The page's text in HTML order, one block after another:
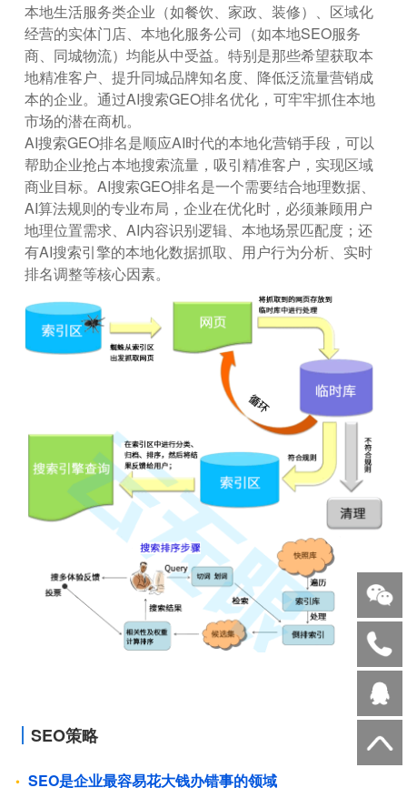
本地生活服务类企业（如餐饮、家政、装修）、区域化
经营的实体门店、本地化服务公司（如本地SEO服务
商、同城物流）均能从中受益。特别是那些希望获取本
地精准客户、提升同城品牌知名度、降低泛流量营销成
本的企业。通过AI搜索GEO排名优化，可牢牢抓住本地
市场的潜在商机。
AI搜索GEO排名是顺应AI时代的本地化营销手段，可以
帮助企业抢占本地搜索流量，吸引精准客户，实现区域
商业目标。AI搜索GEO排名是一个需要结合地理数据、
AI算法规则的专业布局，企业在优化时，必须兼顾用户
地理位置需求、AI内容识别逻辑、本地场景匹配度；还
有AI搜索引擎的本地化数据抓取、用户行为分析、实时
排名调整等核心因素。
SEO策略
SEO是企业最容易花大钱办错事的领域